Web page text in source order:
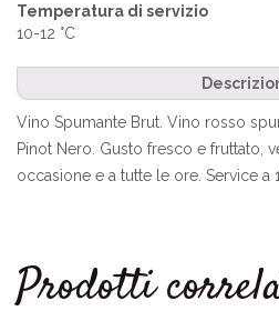
Temperatura di servizio
10-12 °C
Vino Spumante Brut. Vino rosso
Pinot Nero. Gusto fresco e fruttato,
occasione e a tutte le ore. Service a
Prodotti